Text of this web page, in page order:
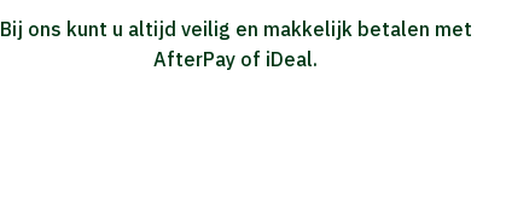
Bij ons kunt u altijd veilig en makkelijk betalen met
AfterPay of iDeal.